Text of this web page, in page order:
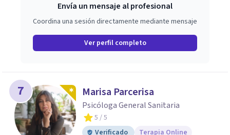
Envía un mensaje al profesional
Coordina una sesión directamente mediante mensaje
Ver perfil completo
7 Marisa Parcerisa
Psicóloga General Sanitaria
5 / 5
Verificado
Terapia Online